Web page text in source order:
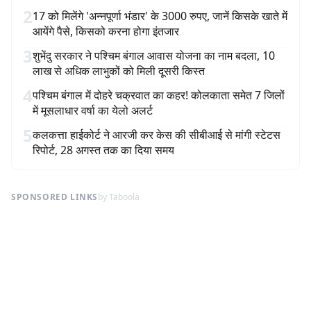
217 को मिलेंगे 'अन्नपूर्णा भंडार' के 3000 रुपए, जानें किसके खाते में
आयेंगे पैसे, किसको करना होगा इंतजार
3शुभेंदु सरकार ने पश्चिम बंगाल आवास योजना का नाम बदला, 10
लाख से अधिक लाभुकों को मिली दूसरी किस्त
4पश्चिम बंगाल में दोहरे चक्रवात का कहर! कोलकाता समेत 7 जिलों
में मूसलाधार वर्षा का येलो अलर्ट
5कलकत्ता हाईकोर्ट ने आरजी कर केस की सीबीआई से मांगी स्टेटस
रिपोर्ट, 28 अगस्त तक का दिया समय
SPONSORED LINKSby Taboola